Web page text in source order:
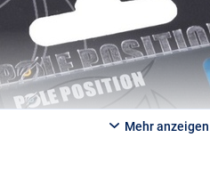
Mehr anzeigen